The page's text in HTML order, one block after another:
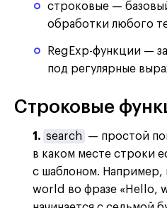
строковые —
обработки любого
RegExp-функции —
под регулярные
Строковые
1. search
— простой
в каком месте строки
с шаблоном. Например,
world во фразе «Hello,